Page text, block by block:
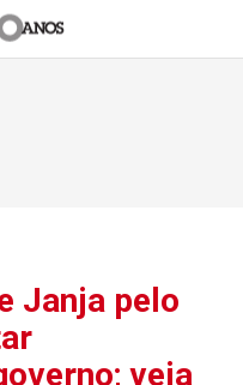
Janja pelo
veja